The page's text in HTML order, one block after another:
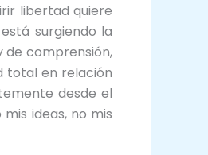
libertad quiere
surgiendo la
de comprensión,
total en relación
desde el
ideas, no mis